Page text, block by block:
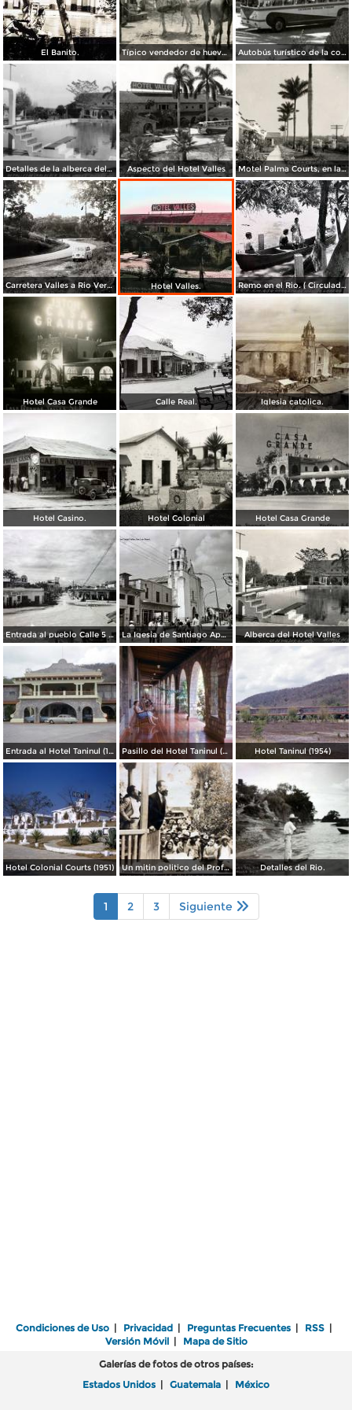
El Banito. Típico vendedor de huevos Autobús turístico de la compañía Morgan Turismo, frente al Hotel Valles
Detalles de la alberca del Hotel Valles Aspecto del Hotel Valles Motel Palma Courts, en la Carretera México - Laredo
Carretera Valles a Rio Verde. Hotel Valles. Remo en el Rio. ( Circulada el 28 de Diciembre de 1956 ).
Hotel Casa Grande Calle Real. Iglesia catolica.
Hotel Casino. Hotel Colonial Hotel Casa Grande
Entrada al pueblo Calle 5 de Mayo. La Igesia de Santiago Apostol. Alberca del Hotel Valles
Entrada al Hotel Taninul (1954) Pasillo del Hotel Taninul (1954) Hotel Taninul (1954)
Hotel Colonial Courts (1951) Un mitin politico del Profesor Manrrique Arenga Ciudad Valles, San Luis Potosí. Detalles del Rio.
1 2 3 Siguiente
Condiciones de Uso | Privacidad | Preguntas Frecuentes | RSS |
Versión Móvil| Mapa de Sitio
Galerías de fotos de otros países:
Estados Unidos | Guatemala | México